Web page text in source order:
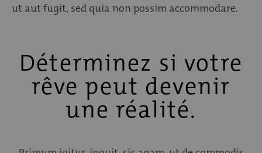
ut aut fugit, sed quia non possim accommodare.
Déterminez si votre
rêve peut devenir
une réalité.